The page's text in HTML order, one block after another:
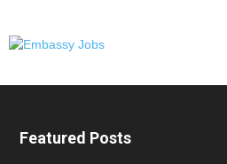
Featured Posts